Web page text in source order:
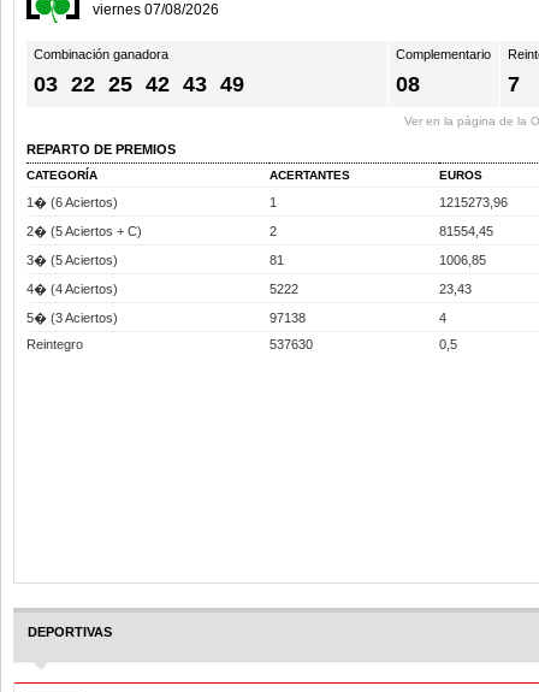
viernes 07/08/2026
Combinación ganadora
03 22 25 42 43 49
Complementario
08 7
Ver en la página de la
REPARTO DE PREMIOS
CATEGORÍA ACERTANTES EUROS
1� (6 Aciertos) 1
1215273,96
2� (5 Aciertos + C)
2
81554,45
3� (5 Aciertos)
81
1006,85
4� (4 Aciertos)
5222
23,43
5� (3 Aciertos)
97138
4
Reintegro
537630 0,5
DEPORTIVAS